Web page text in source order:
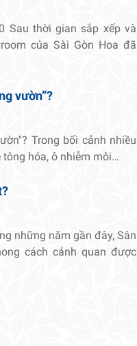
Sau thời gian sắp xếp và
của Sài Gòn Hoa đã
vườn”?
Trong bối cảnh nhiều
hóa, ô nhiễm môi…
những năm gần đây, Sân
cách cảnh quan được